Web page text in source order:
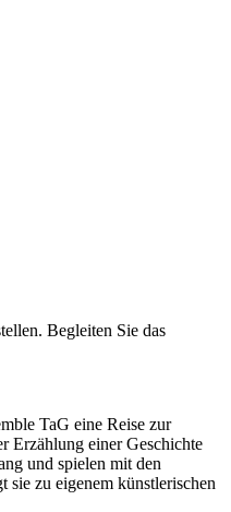
Begleiten Sie das
TaG eine Reise zur
Erzählung einer Geschichte
und spielen mit den
zu eigenem künstlerischen